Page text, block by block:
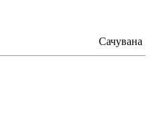
Сачувана